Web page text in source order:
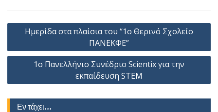
Πλοήγηση
άρθρων
Ημερίδα στα πλαίσια του “1ο Θερινό Σχολείο
ΠΑΝΕΚΦΕ”
1ο Πανελλήνιο Συνέδριο Scientix για την
εκπαίδευση STEM
Εν τάχει…